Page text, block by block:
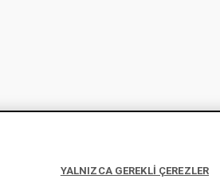
YALNIZCA GEREKLİ ÇEREZLER